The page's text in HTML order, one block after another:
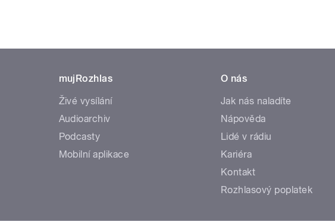
mujRozhlas
Živé vysílání
Audioarchiv
Podcasty
Mobilní aplikace
O nás
Jak nás naladíte
Nápověda
Lidé v rádiu
Kariéra
Kontakt
Rozhlasový poplatek